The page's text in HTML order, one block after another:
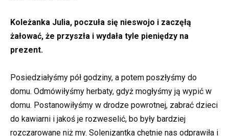
Koleżanka Julia, poczuła się nieswojo i zaczęłą
żałować, że przyszła i wydała tyle pieniędzy na
prezent.
Posiedziałyśmy pół godziny, a potem poszłyśmy do
domu. Odmówiłyśmy herbaty, gdyż mogłyśmy ją wypić w
domu. Postanowiłyśmy w drodze powrotnej, zabrać dzieci
do kawiarni i jakoś je rozweselić, bo były bardziej
rozczarowane niż my. Solenizantka chętnie nas odprawiła i